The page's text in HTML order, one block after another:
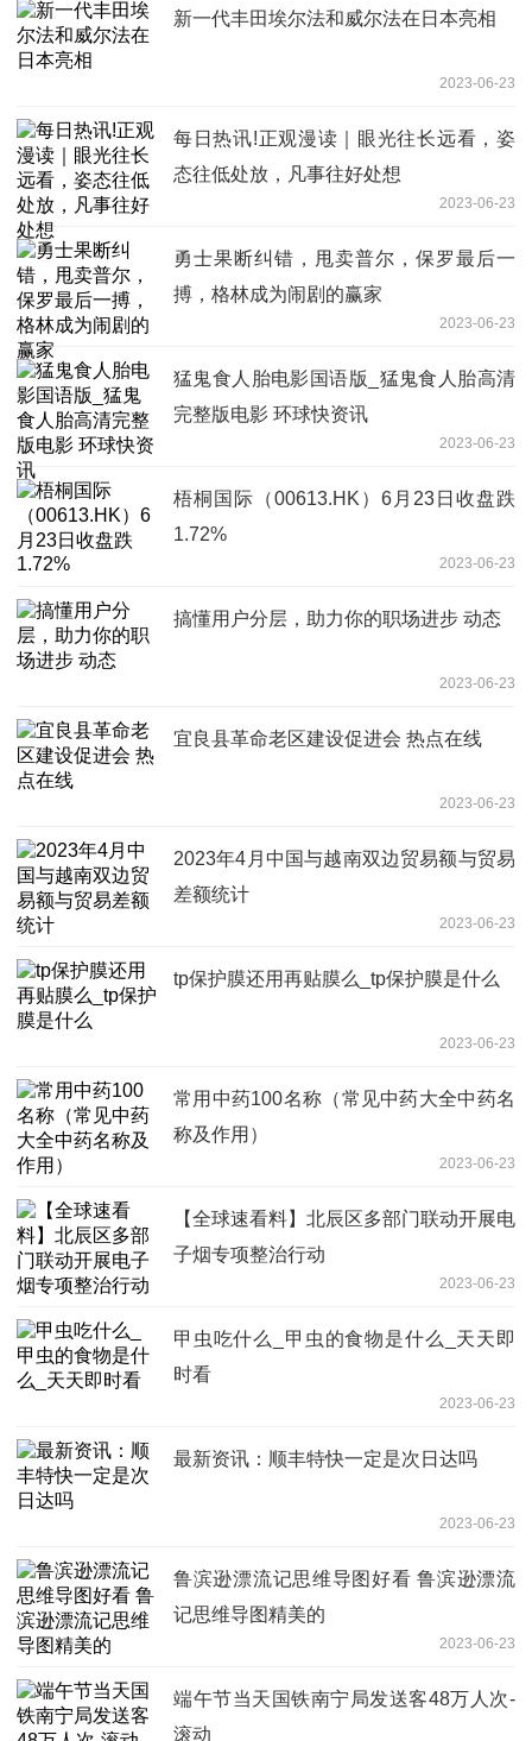
新一代丰田埃尔法和威尔法在日本亮相
2023-06-23
每日热讯!正观漫读｜眼光往长远看，姿
态往低处放，凡事往好处想
2023-06-23
勇士果断纠错，甩卖普尔，保罗最后一
搏，格林成为闹剧的赢家
2023-06-23
猛鬼食人胎电影国语版_猛鬼食人胎高清
完整版电影 环球快资讯
2023-06-23
梧桐国际（00613.HK）6月23日收盘跌
1.72%
2023-06-23
搞懂用户分层，助力你的职场进步 动态
2023-06-23
宜良县革命老区建设促进会 热点在线
2023-06-23
2023年4月中国与越南双边贸易额与贸易
差额统计
2023-06-23
tp保护膜还用再贴膜么_tp保护膜是什么
2023-06-23
常用中药100名称（常见中药大全中药名
称及作用）
2023-06-23
【全球速看料】北辰区多部门联动开展电
子烟专项整治行动
2023-06-23
甲虫吃什么_甲虫的食物是什么_天天即
时看
2023-06-23
最新资讯：顺丰特快一定是次日达吗
2023-06-23
鲁滨逊漂流记思维导图好看 鲁滨逊漂流
记思维导图精美的
2023-06-23
端午节当天国铁南宁局发送客48万人次-
滚动